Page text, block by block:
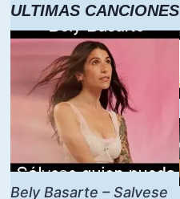
ULTIMAS CANCIONES
Bely Basarte – Salvese